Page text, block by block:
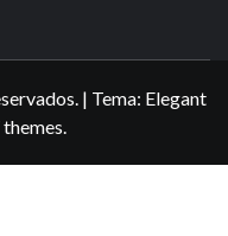
| Tema: Elegant
.